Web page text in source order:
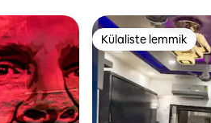
Külaliste lemmik
Külaliste lemmik